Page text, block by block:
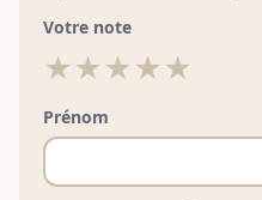
Votre note
★★★★★
Prénom